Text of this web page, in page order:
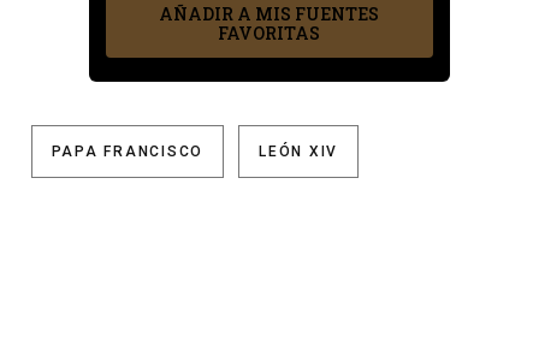
AÑADIR A MIS FUENTES
FAVORITAS
PAPA FRANCISCO LEÓN XIV